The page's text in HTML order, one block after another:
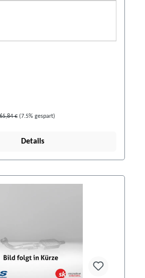
€ (7.5% gespart)
Details